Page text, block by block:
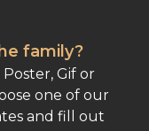
family?
Gif or
one of our
and fill out